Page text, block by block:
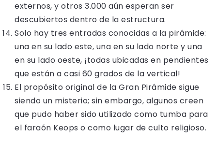
externos, y otros 3.000 aún esperan ser
descubiertos dentro de la estructura.
Solo hay tres entradas conocidas a la pirámide:
una en su lado este, una en su lado norte y una
en su lado oeste, ¡todas ubicadas en pendientes
que están a casi 60 grados de la vertical!
El propósito original de la Gran Pirámide sigue
siendo un misterio; sin embargo, algunos creen
que pudo haber sido utilizado como tumba para
el faraón Keops o como lugar de culto religioso.